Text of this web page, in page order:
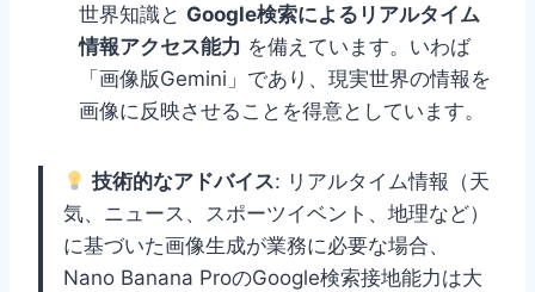
世界知識と Google検索によるリアルタイム
情報アクセス能力 を備えています。いわば
「画像版Gemini」であり、現実世界の情報を
画像に反映させることを得意としています。
技術的なアドバイス: リアルタイム情報（天
気、ニュース、スポーツイベント、地理など）
に基づいた画像生成が業務に必要な場合、
Nano Banana ProのGoogle検索接地能力は大